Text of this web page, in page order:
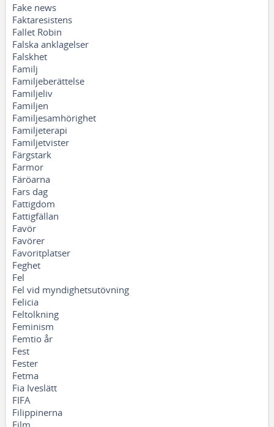
Fake news
Faktaresistens
Fallet Robin
Falska anklagelser
Falskhet
Familj
Familjeberättelse
Familjeliv
Familjen
Familjesamhörighet
Familjeterapi
Familjetvister
Färgstark
Farmor
Färöarna
Fars dag
Fattigdom
Fattigfällan
Favör
Favörer
Favoritplatser
Feghet
Fel
Fel vid myndighetsutövning
Felicia
Feltolkning
Feminism
Femtio år
Fest
Fester
Fetma
Fia Iveslätt
FIFA
Filippinerna
Film